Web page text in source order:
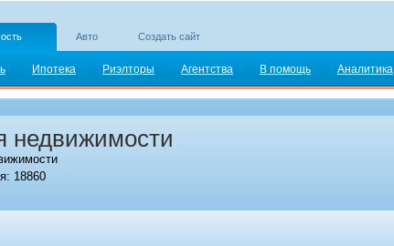
Авто Создать сайт
Ипотека Риэлторы Агентства В помощь Аналитика
недвижимости
18860